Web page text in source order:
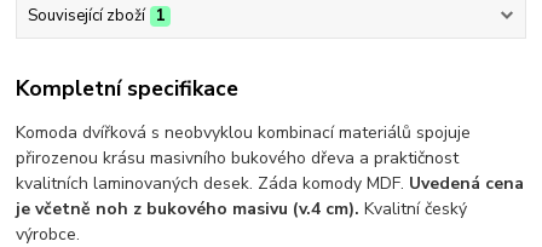
Související zboží 1
Kompletní specifikace
Komoda dvířková s neobvyklou kombinací materiálů spojuje
přirozenou krásu masivního bukového dřeva a praktičnost
kvalitních laminovaných desek. Záda komody MDF. Uvedená cena
je včetně noh z bukového masivu (v.4 cm). Kvalitní český
výrobce.